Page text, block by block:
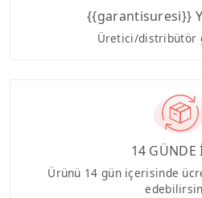
{{garantisuresi}}
Üretici/distribütör
14 GÜNDE
Ürünü 14 gün içerisinde